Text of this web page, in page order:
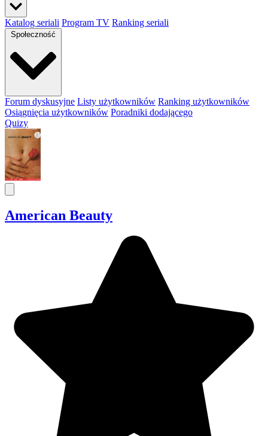
Katalog seriali Program TV Ranking seriali
Społeczność
Forum dyskusyjne Listy użytkowników Ranking użytkowników
Osiągnięcia użytkowników Poradniki dodającego
Quizy
American Beauty